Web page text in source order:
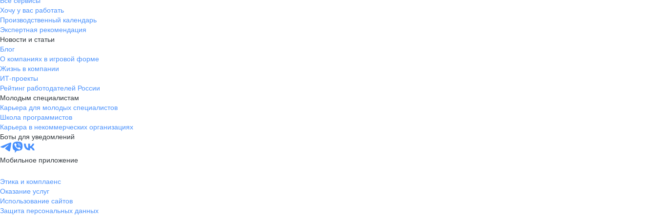
Хочу у вас работать
Производственный календарь
Экспертная рекомендация
Новости и статьи
Блог
О компаниях в игровой форме
Жизнь в компании
ИТ-проекты
Рейтинг работодателей России
Молодым специалистам
Карьера для молодых специалистов
Школа программистов
Карьера в некоммерческих организациях
Боты для уведомлений
Мобильное приложение
Этика и комплаенс
Оказание услуг
Использование сайтов
Защита персональных данных